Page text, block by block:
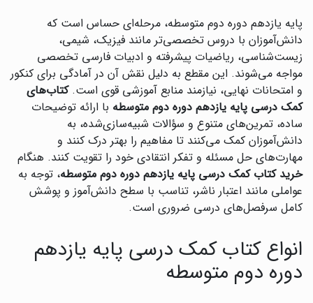
پایه یازدهم دوره دوم متوسطه، مرحله‌ای حساس است که
دانش‌آموزان با دروس تخصصی‌تر مانند فیزیک، شیمی،
زیست‌شناسی، ریاضیات پیشرفته و ادبیات فارسی تخصصی
مواجه می‌شوند. این مقطع به دلیل نقش آن در آمادگی برای کنکور
و امتحانات نهایی، نیازمند منابع آموزشی قوی است.کتاب‌های
کمک درسی پایه یازدهم دوره دوم متوسطه با ارائه توضیحات
ساده، تمرین‌های متنوع و سؤالات شبیه‌سازی‌شده، به
دانش‌آموزان کمک می‌کنند تا مفاهیم را بهتر درک کنند و
مهارت‌های حل مسئله و تفکر انتقادی خود را تقویت کنند. هنگام
خرید کتاب کمک درسی پایه یازدهم دوره دوم متوسطه، توجه به
عواملی مانند اعتبار ناشر، تناسب با سطح دانش‌آموز و پوشش
کامل سرفصل‌های درسی ضروری است.
انواع کتاب کمک درسی پایه یازدهم
دوره دوم متوسطه